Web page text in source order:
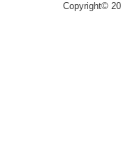
Copyright©